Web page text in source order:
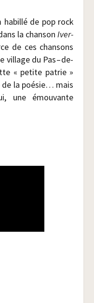
habillé de pop rock
la chan­sonIver­
de ces chan­sons
vil­lage du Pas – de-
« petite patrie »
la poé­sie… mais
une émou­vante